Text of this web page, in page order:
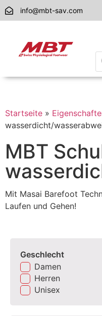
info@mbt-sav.com
Startseite »
wasserdicht/
MBT
Mit Masai Barefoot
Laufen und Gehen!
Geschlecht
Damen
Herren
Unisex